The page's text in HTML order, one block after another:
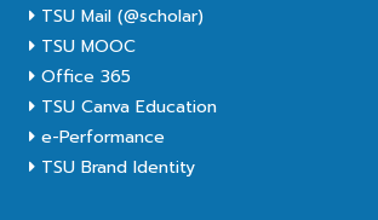
TSU Mail (@scholar)
TSU MOOC
Office 365
TSU Canva Education
e-Performance
TSU Brand Identity